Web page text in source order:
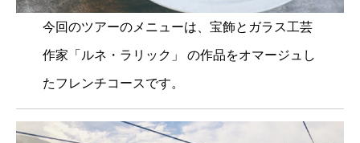
今回のツアーのメニューは、宝飾とガラス工芸
作家「ルネ・ラリック」 の作品をオマージュし
たフレンチコースです。